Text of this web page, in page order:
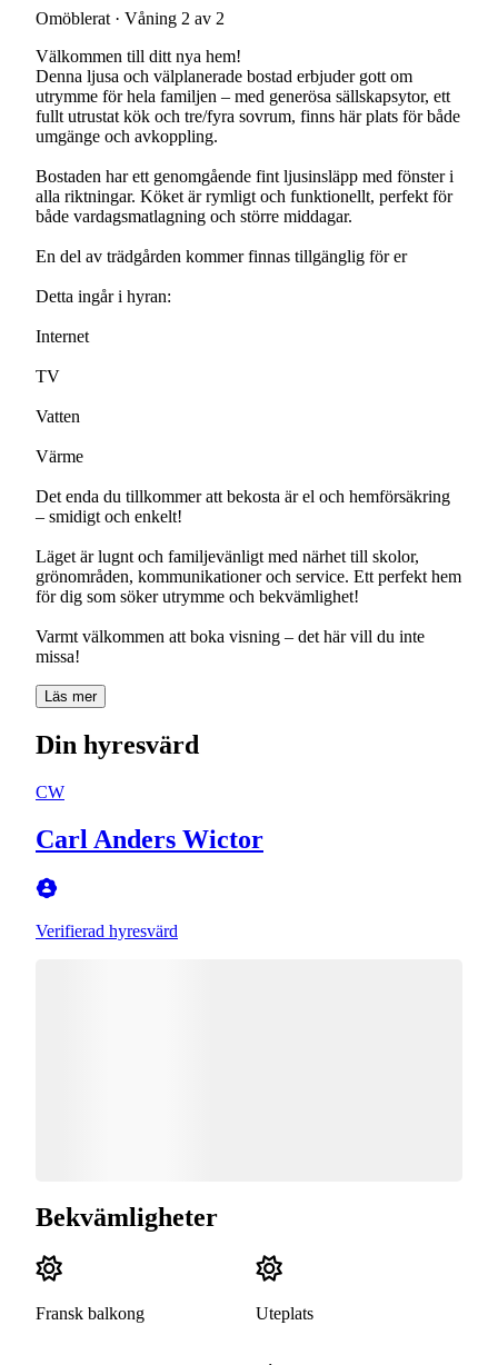
Omöblerat · Våning 2 av 2
Välkommen till ditt nya hem!
Denna ljusa och välplanerade bostad erbjuder gott om
utrymme för hela familjen – med generösa sällskapsytor, ett
fullt utrustat kök och tre/fyra sovrum, finns här plats för både
umgänge och avkoppling.
Bostaden har ett genomgående fint ljusinsläpp med fönster i
alla riktningar. Köket är rymligt och funktionellt, perfekt för
både vardagsmatlagning och större middagar.
En del av trädgården kommer finnas tillgänglig för er
Detta ingår i hyran:
Internet
TV
Vatten
Värme
Det enda du tillkommer att bekosta är el och hemförsäkring
– smidigt och enkelt!
Läget är lugnt och familjevänligt med närhet till skolor,
grönområden, kommunikationer och service. Ett perfekt hem
för dig som söker utrymme och bekvämlighet!
Varmt välkommen att boka visning – det här vill du inte
missa!
Läs mer
Din hyresvärd
CW
Carl Anders Wictor
Verifierad hyresvärd
Bekvämligheter
Fransk balkong Uteplats